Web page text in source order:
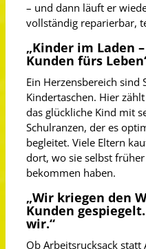
– und dann läuft er
vollständig reparierbar,
„Kinder im Laden
Kunden fürs
Ein Herzensbereich sind
Kindertaschen. Hier
das glückliche Kind mit
Schulranzen, der es
begleitet. Viele Eltern
dort, wo sie selbst
bekommen haben.
„Wir kriegen den
Kunden
wir.“
Ob Arbeitsrucksack statt